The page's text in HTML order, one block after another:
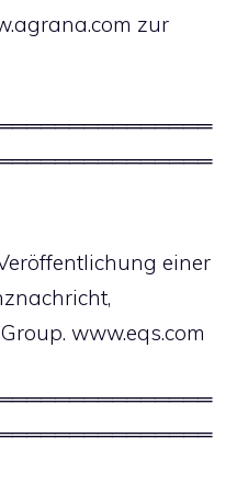
zur
einer
www.eqs.com